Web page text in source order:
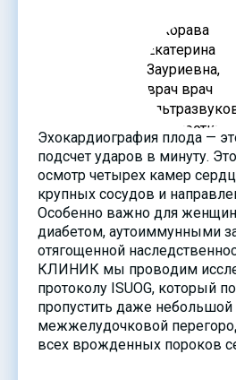
Эхокардиография плода —
подсчет ударов в минуту.
осмотр четырех камер
крупных сосудов и
Особенно важно для
диабетом, аутоиммунными
отягощенной
КЛИНИК мы проводим
протоколу ISUOG, который
пропустить даже
межжелудочковой
всех врожденных пороков